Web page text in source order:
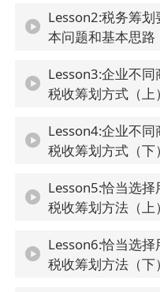
Lesson2:税务筹划
本问题和基本思路
Lesson3:企业不同
税收筹划方式（上）
Lesson4:企业不同
税收筹划方式（下）
Lesson5:恰当选择
税收筹划方法（上）
Lesson6:恰当选择
税收筹划方法（下）